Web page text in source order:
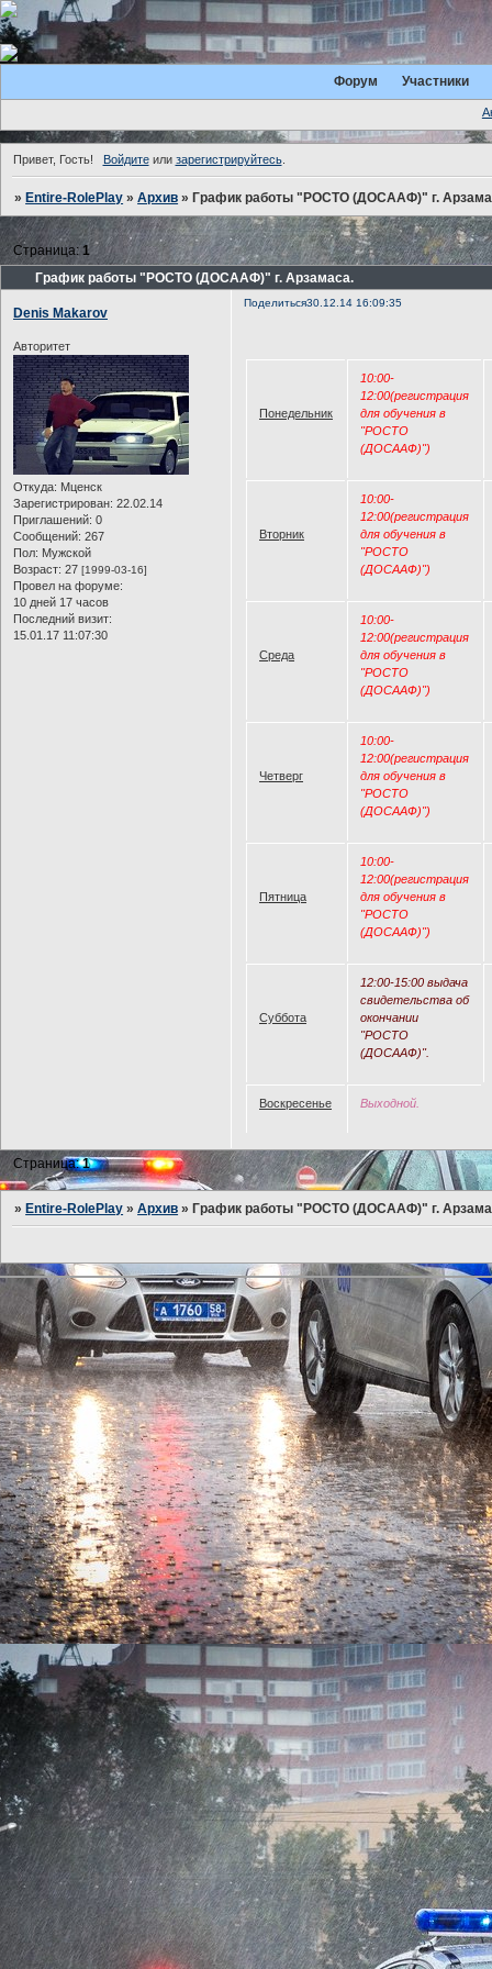
Форум Участники
Привет, Гость! Войдитеили зарегистрируйтесь.
»Entire-RolePlay »Архив »График работы "РОСТО (ДОСААФ)" г.
График работы "РОСТО (ДОСААФ)" г. Арзамаса.
Страница:1
Поделиться30.12.14 16:09:35
Denis Makarov
Авторитет
Откуда: Мценск
Зарегистрирован: 22.02.14
Приглашений: 0
Сообщений: 267
Пол: Мужской
Возраст: 27 [1999-03-16]
Провел на форуме:
10 дней 17 часов
Последний визит:
15.01.17 11:07:30
Понедельник
10:00-
12:00(регистрация
для обучения в
"РОСТО
(ДОСААФ)")
Вторник
10:00-
12:00(регистрация
для обучения в
"РОСТО
(ДОСААФ)")
Среда
10:00-
12:00(регистрация
для обучения в
"РОСТО
(ДОСААФ)")
Четверг
10:00-
12:00(регистрация
для обучения в
"РОСТО
(ДОСААФ)")
Пятница
10:00-
12:00(регистрация
для обучения в
"РОСТО
(ДОСААФ)")
Суббота
12:00-15:00 выдача
свидетельства об
окончании
"РОСТО
(ДОСААФ)".
Воскресенье Выходной.
Страница:1
» Entire-RolePlay »Архив » График работы "РОСТО (ДОСААФ)" г.